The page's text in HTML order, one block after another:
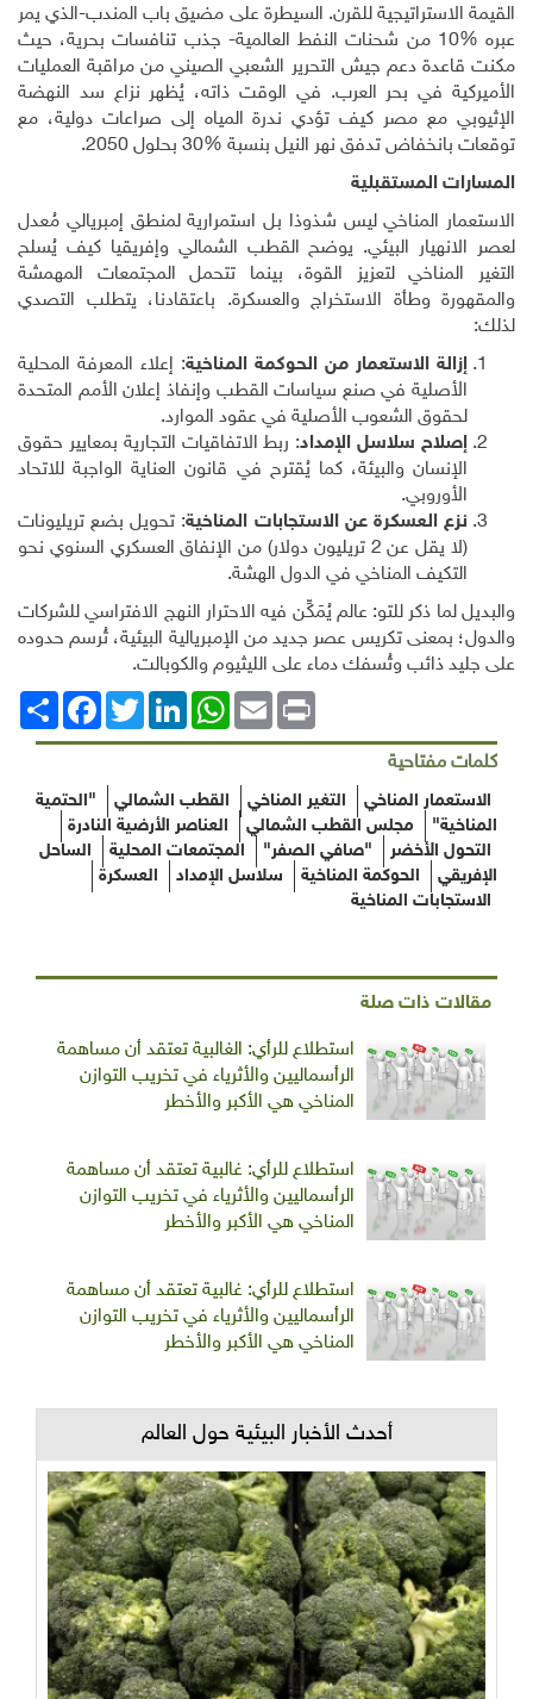
للقرن. السيطرة على مضيق باب المندب-الذي يمر
من شحنات النفط العالمية- جذب تنافسات بحرية، حيث
دعم جيش التحرير الشعبي الصيني من مراقبة العمليات
في بحر العرب. في الوقت ذاته، يُظهر نزاع سد النهضة
مع مصر كيف تؤدي ندرة المياه إلى صراعات دولية، مع
تدفق نهر النيل بنسبة30%بحلول 2050
.
المستقبلية
المناخي ليس شذوذا بل استمرارية لمنطق إمبريالي مُعدل
البيئي. يوضح القطب الشمالي وإفريقيا كيف يُسلح
لتعزيز القوة، بينما تتحمل المجتمعات المهمشة
وطأة الاستخراج والعسكرة. باعتقادنا، يتطلب التصدي
الاستعمار من الحوكمة المناخية: إعلاء المعرفة المحلية
في صنع سياسات القطب وإنفاذ إعلان الأمم المتحدة
الشعوب الأصلية في عقود الموارد.
سلاسل الإمداد: ربط الاتفاقيات التجارية بمعايير حقوق
والبيئة، كما يُقترح في قانون العناية الواجبة للاتحاد
العسكرة عن الاستجابات المناخية: تحويل بضع تريليونات
(لا يقل عن 2 تريليون دولار) من الإنفاق العسكري السنوي نحو
المناخي في الدول الهشة.
ذكر للتو: عالم يُمَكِّن فيه الاحترار النهج الافتراسي للشركات
تكريس عصر جديد من الإمبريالية البيئية، تُرسم حدوده
ذائب وتُسفك دماء على الليثيوم والكوبالت.
انشر
FacebookTwitterLinkedIn
WhatsAppEmail
المناخي التغير المناخي القطب الشمالي
"الحتمية
مجلس القطب الشمالي
العناصر الأرضية النادرة
الأخضر
"صافي الصفر" المجتمعات المحلية
الساحل
الحوكمة المناخية سلاسل الإمداد
العسكرة
المناخية
ذات صلة
استطلاع للرأي: الغالبية تعتقد أن مساهمة
الرأسماليين والأثرياء في تخريب التوازن
المناخي هي الأكبر والأخطر
استطلاع للرأي: غالبية تعتقد أن مساهمة
الرأسماليين والأثرياء في تخريب التوازن
المناخي هي الأكبر والأخطر
استطلاع للرأي: غالبية تعتقد أن مساهمة
الرأسماليين والأثرياء في تخريب التوازن
المناخي هي الأكبر والأخطر
أحدث الأخبار البيئية حول العالم